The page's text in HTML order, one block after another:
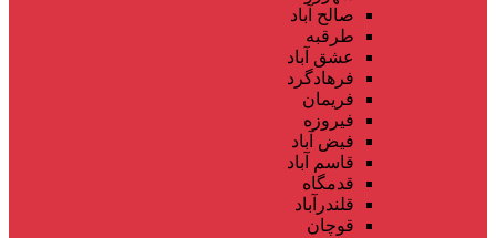
صالح آباد
طرقبه
عشق آباد
فرهادگرد
فریمان
فیروزه
فیض آباد
قاسم آباد
قدمگاه
قلندرآباد
قوچان